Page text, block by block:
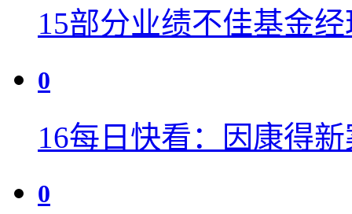
15部分业绩不佳基金
0
16每日快看：因康得
0